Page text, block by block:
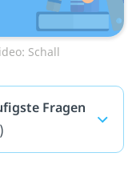
Schall
Fragen